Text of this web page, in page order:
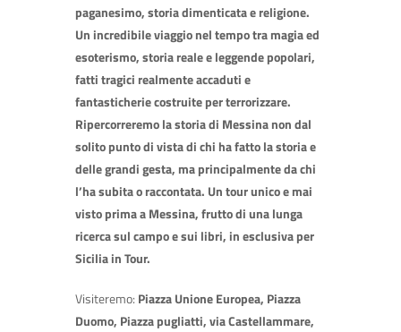
paganesimo, storia dimenticata e religione.
Un incredibile viaggio nel tempo tra magia ed
esoterismo, storia reale e leggende popolari,
fatti tragici realmente accaduti e
fantasticherie costruite per terrorizzare.
Ripercorreremo la storia di Messina non dal
solito punto di vista di chi ha fatto la storia e
delle grandi gesta, ma principalmente da chi
l’ha subita o raccontata. Un tour unico e mai
visto prima a Messina, frutto di una lunga
ricerca sul campo e sui libri, in esclusiva per
Sicilia in Tour.
Visiteremo: Piazza Unione Europea, Piazza
Duomo, Piazza pugliatti, via Castellammare,